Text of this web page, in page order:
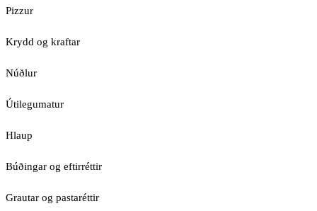
Pizzur
Krydd og kraftar
Núðlur
Útilegumatur
Hlaup
Búðingar og eftirréttir
Grautar og pastaréttir